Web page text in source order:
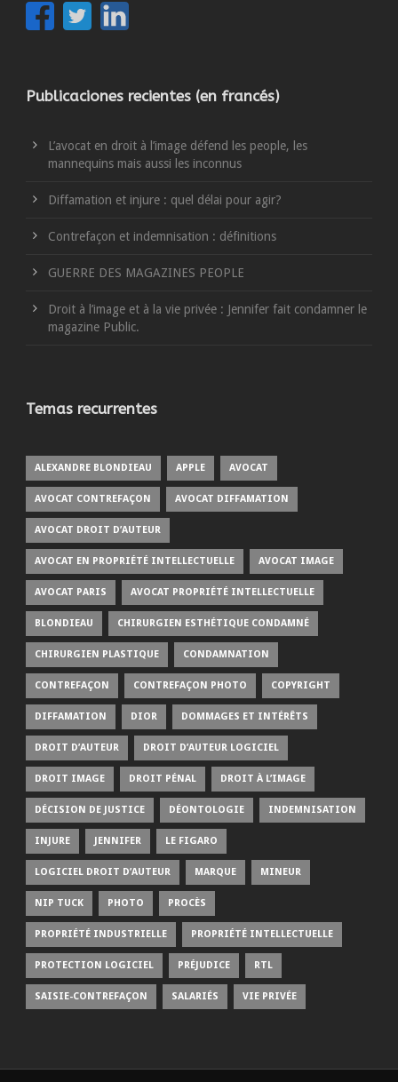
Publicaciones recientes (en francés)
L’avocat en droit à l’image défend les people, les
mannequins mais aussi les inconnus
Diffamation et injure : quel délai pour agir?
Contrefaçon et indemnisation : définitions
GUERRE DES MAGAZINES PEOPLE
Droit à l’image et à la vie privée : Jennifer fait condamner le
magazine Public.
Temas recurrentes
ALEXANDRE BLONDIEAU APPLE AVOCAT
AVOCAT CONTREFAÇON AVOCAT DIFFAMATION
AVOCAT DROIT D’AUTEUR
AVOCAT EN PROPRIÉTÉ INTELLECTUELLE AVOCAT IMAGE
AVOCAT PARIS AVOCAT PROPRIÉTÉ INTELLECTUELLE
BLONDIEAU CHIRURGIEN ESTHÉTIQUE CONDAMNÉ
CHIRURGIEN PLASTIQUE CONDAMNATION
CONTREFAÇON CONTREFAÇON PHOTO COPYRIGHT
DIFFAMATION DIOR DOMMAGES ET INTÉRÊTS
DROIT D’AUTEUR DROIT D’AUTEUR LOGICIEL
DROIT IMAGE DROIT PÉNAL DROIT À L’IMAGE
DÉCISION DE JUSTICE DÉONTOLOGIE INDEMNISATION
INJURE JENNIFER LE FIGARO
LOGICIEL DROIT D’AUTEUR MARQUE MINEUR
NIP TUCK PHOTO PROCÈS
PROPRIÉTÉ INDUSTRIELLE PROPRIÉTÉ INTELLECTUELLE
PROTECTION LOGICIEL PRÉJUDICE RTL
SAISIE-CONTREFAÇON SALARIÉS VIE PRIVÉE